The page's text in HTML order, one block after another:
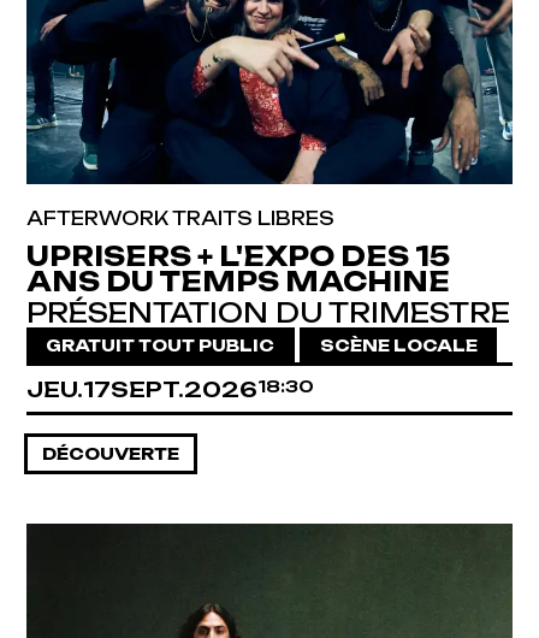
AFTERWORK TRAITS LIBRES
UPRISERS + L'EXPO DES 15
ANS DU TEMPS MACHINE
PRÉSENTATION DU TRIMESTRE
GRATUIT TOUT PUBLIC SCÈNE LOCALE
JEUDI
JEU.17SEPTEMBRE
SEPT.202618:30
DÉCOUVERTE